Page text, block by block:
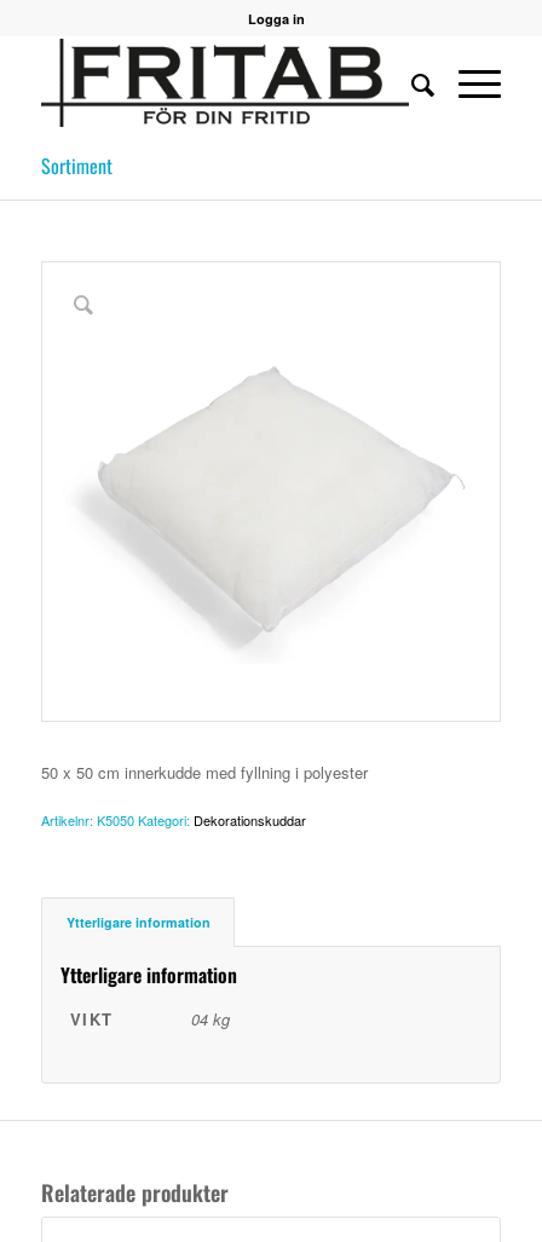
Logga in
Sortiment
50 x 50 cm innerkudde med fyllning i polyester
Artikelnr: K5050 Kategori: Dekorationskuddar
Ytterligare information
Ytterligare information
VIKT 04 kg
Relaterade produkter